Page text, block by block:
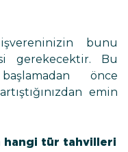
bunu
gerekecektir. Bu
önce
emin
hangi tür tahvilleri